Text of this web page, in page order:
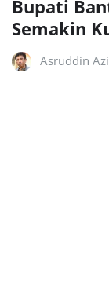
Bupati
Semakin
Asruddin